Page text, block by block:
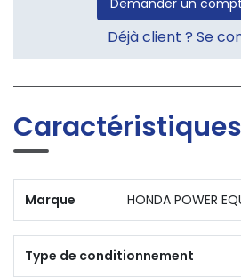
Demander un
Déjà client ? Se
Caractéristiques
Marque HONDA POWER
Type de conditionnement